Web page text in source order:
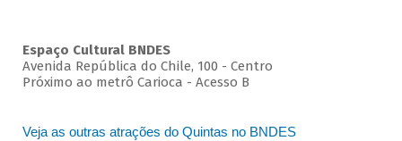
Espaço Cultural BNDES
Avenida República do Chile, 100 - Centro
Próximo ao metrô Carioca - Acesso B
Veja as outras atrações do Quintas no BNDES